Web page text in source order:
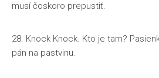
musí čoskoro prepustiť.
28. Knock Knock. Kto je tam?
pán na pastvinu.